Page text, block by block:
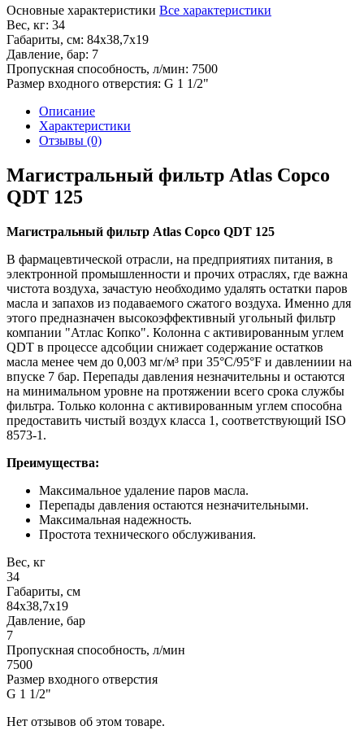
Основные характеристики Все характеристики
Вес, кг: 34
Габариты, см: 84х38,7х19
Давление, бар: 7
Пропускная способность, л/мин: 7500
Размер входного отверстия: G 1 1/2"
Описание
Характеристики
Отзывы (0)
Магистральный фильтр Atlas Copco
QDT 125
Магистральный фильтр Atlas Copco QDT 125
В фармацевтической отрасли, на предприятиях питания, в
электронной промышленности и прочих отраслях, где важна
чистота воздуха, зачастую необходимо удалять остатки паров
масла и запахов из подаваемого сжатого воздуха. Именно для
этого предназначен высокоэффективный угольный фильтр
компании "Атлас Копко". Колонна с активированным углем
QDT в процессе адсобции снижает содержание остатков
масла менее чем до 0,003 мг/м³ при 35°C/95°F и давлениии на
впуске 7 бар. Перепады давления незначительны и остаются
на минимальном уровне на протяжении всего срока службы
фильтра. Только колонна с активированным углем способна
предоставить чистый воздух класса 1, соответствующий ISO
8573-1.
Преимущества:
Максимальное удаление паров масла.
Перепады давления остаются незначительными.
Максимальная надежность.
Простота технического обслуживания.
Вес, кг
34
Габариты, см
84х38,7х19
Давление, бар
7
Пропускная способность, л/мин
7500
Размер входного отверстия
G 1 1/2"
Нет отзывов об этом товаре.